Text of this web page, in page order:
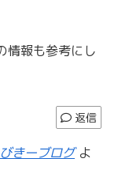
報も参考にし
返信
きーブログ よ